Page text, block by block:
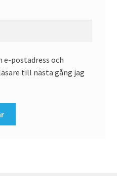
postadress och
till nästa gång jag